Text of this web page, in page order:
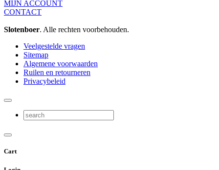
MIJN ACCOUNT
CONTACT
Slotenboer. Alle rechten voorbehouden.
Veelgestelde vragen
Sitemap
Algemene voorwaarden
Ruilen en retourneren
Privacybeleid
Cart